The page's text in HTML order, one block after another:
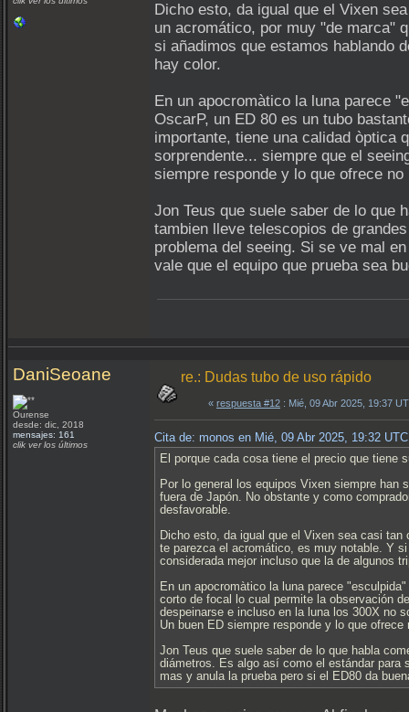
Dicho esto, da igual que el Vixen
un acromático, por muy "de marca"
si añadimos que estamos hablando
hay color.
En un apocromàtico la luna parece
OscarP, un ED 80 es un tubo
importante, tiene una calidad òptica
sorprendente... siempre que el
siempre responde y lo que ofrece
Jon Teus que suele saber de lo que
tambien lleve telescopios de
problema del seeing. Si se ve mal
vale que el equipo que prueba sea
DaniSeoane
Ourense
desde: dic, 2018
mensajes: 161
clik ver los últimos
re.: Dudas tubo de uso rápido
« respuesta #12 : Mié, 09 Abr 2025, 19:37
Cita de: monos en Mié, 09 Abr 2025, 19:32 UTC
El porque cada cosa tiene el precio que tiene
Por lo general los equipos Vixen siempre
fuera de Japón. No obstante y como
desfavorable.
Dicho esto, da igual que el Vixen sea casi
te parezca el acromático, es muy notable. Y
considerada mejor incluso que la de algunos
En un apocromàtico la luna parece
corto de focal lo cual permite la observación
despeinarse e incluso en la luna los 300X no
Un buen ED siempre responde y lo que
Jon Teus que suele saber de lo que habla
diámetros. Es algo así como el estándar para
mas y anula la prueba pero si el ED80 da